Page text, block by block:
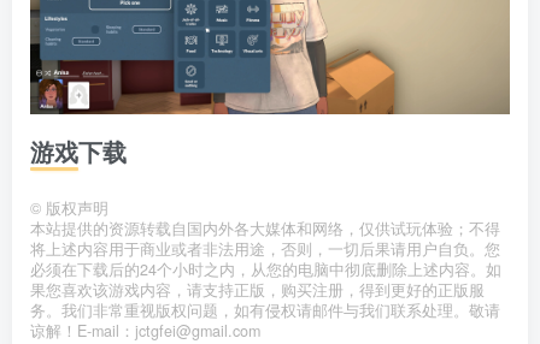
游戏下载
© 版权声明
本站提供的资源转载自国内外各大媒体和网络，仅供试玩体验；不得
将上述内容用于商业或者非法用途，否则，一切后果请用户自负。您
必须在下载后的24个小时之内，从您的电脑中彻底删除上述内容。如
果您喜欢该游戏内容，请支持正版，购买注册，得到更好的正版服
务。我们非常重视版权问题，如有侵权请邮件与我们联系处理。敬请
谅解！E-mail：jctgfei@gmail.com